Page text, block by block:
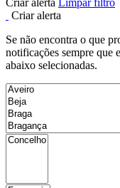
Criar alerta Limpar filtro
Criar alerta
Se não encontra o que
notificações sempre que
abaixo selecionadas.